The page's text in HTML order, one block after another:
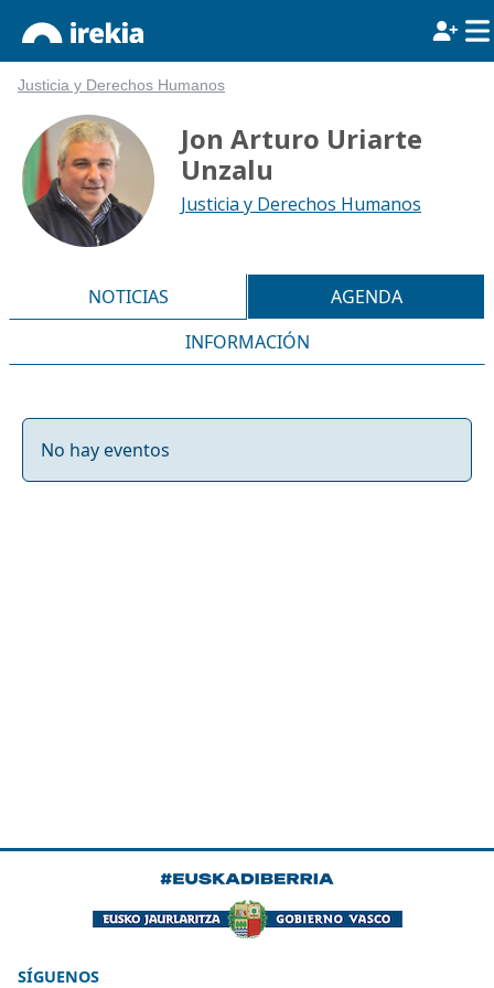
Justicia y Derechos Humanos
Jon Arturo Uriarte
Unzalu
Justicia y Derechos Humanos
NOTICIAS
AGENDA
INFORMACIÓN
No hay eventos
SÍGUENOS